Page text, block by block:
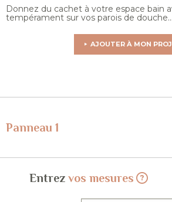
Donnez du cachet à votre espace bain
tempérament sur vos parois de
AJOUTER À MON
Panneau 1
Entrez vos mesures